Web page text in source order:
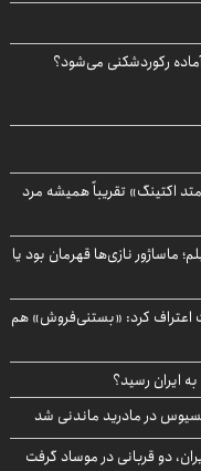
آماده رکوردشکنی می‌شود؟
اکتینگ» تقریباً همیشه مرد
ماساژور نازی‌ها قهرمان بود یا
اعتراف کرد: «بستنی‌فروش» هم
ایران رسید؟
در مادرید ماندنی شد
دو قربانی در موساد گرفت